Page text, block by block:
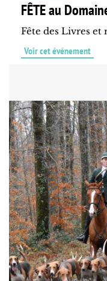
FÊTE au
Fête des Livres
Voir cet événement